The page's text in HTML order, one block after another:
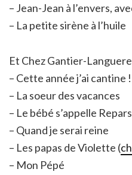
– Jean-Jean à l’envers,
– La petite sirène à l’huile
Et Chez Gantier-
– Cette année j’ai cantine
– La soeur des vacances
– Le bébé s’appelle Repars
– Quand je serai reine
– Les papas de Violette (
– Mon Pépé